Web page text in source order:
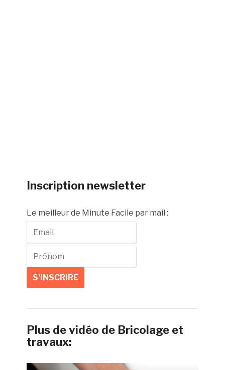
Inscription newsletter
Le meilleur de Minute Facile par mail :
Plus de vidéo de Bricolage et
travaux: